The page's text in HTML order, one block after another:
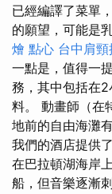
已經編譯了菜單
的願望，可能是
燴 點心 台中肩
一點是，值得一
務，其中包括在
料。 動畫師（在
地前的自由海灘
我們的酒店提供
在巴拉頓湖海岸
船，但音樂逐漸